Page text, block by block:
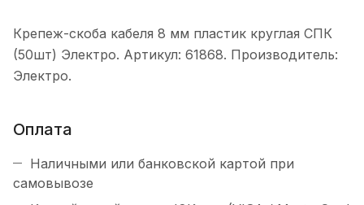
Крепеж-скоба кабеля 8 мм пластик круглая СПК
(50шт) Электро. Артикул: 61868. Производитель:
Электро.
Оплата
Наличными или банковской картой при
самовывозе